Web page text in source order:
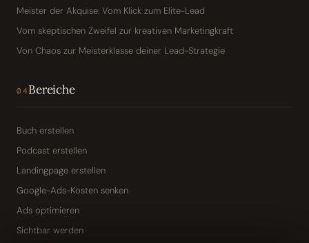
Meister der Akquise: Vom Klick zum Elite-Lead
Vom skeptischen Zweifel zur kreativen Marketingkraft
Von Chaos zur Meisterklasse deiner Lead-Strategie
04Bereiche
Buch erstellen
Podcast erstellen
Landingpage erstellen
Google-Ads-Kosten senken
Ads optimieren
Sichtbar werden